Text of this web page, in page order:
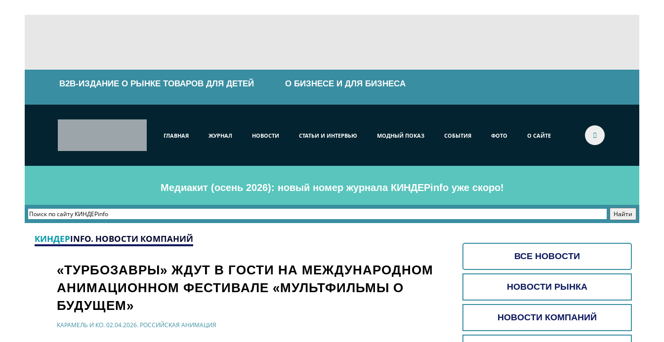
B2B-ИЗДАНИЕ О РЫНКЕ ТОВАРОВ ДЛЯ ДЕТЕЙ О БИЗНЕСЕ И ДЛЯ БИЗНЕСА
ГЛАВНАЯ ЖУРНАЛ НОВОСТИ СТАТЬИ И ИНТЕРВЬЮ МОДНЫЙ ПОКАЗ СОБЫТИЯ ФОТО О САЙТЕ
Медиакит (осень 2026): новый номер журнала КИНДЕРinfo уже скоро!
ВСЕ НОВОСТИ
НОВОСТИ РЫНКА
НОВОСТИ КОМПАНИЙ
КИНДЕРINFO. НОВОСТИ КОМПАНИЙ
«ТУРБОЗАВРЫ» ЖДУТ В ГОСТИ НА МЕЖДУНАРОДНОМ
АНИМАЦИОННОМ ФЕСТИВАЛЕ «МУЛЬТФИЛЬМЫ О
БУДУЩЕМ»
КАРАМЕЛЬ И КО. 02.04.2026. РОССИЙСКАЯ АНИМАЦИЯ